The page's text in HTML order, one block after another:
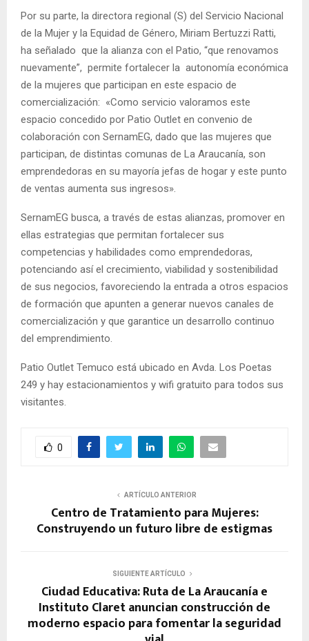
Por su parte, la directora regional (S) del Servicio Nacional
de la Mujer y la Equidad de Género, Miriam Bertuzzi Ratti,
ha señalado que la alianza con el Patio, “que renovamos
nuevamente”, permite fortalecer la autonomía económica
de la mujeres que participan en este espacio de
comercialización: «Como servicio valoramos este
espacio concedido por Patio Outlet en convenio de
colaboración con SernamEG, dado que las mujeres que
participan, de distintas comunas de La Araucanía, son
emprendedoras en su mayoría jefas de hogar y este punto
de ventas aumenta sus ingresos».
SernamEG busca, a través de estas alianzas, promover en
ellas estrategias que permitan fortalecer sus
competencias y habilidades como emprendedoras,
potenciando así el crecimiento, viabilidad y sostenibilidad
de sus negocios, favoreciendo la entrada a otros espacios
de formación que apunten a generar nuevos canales de
comercialización y que garantice un desarrollo continuo
del emprendimiento.
Patio Outlet Temuco está ubicado en Avda. Los Poetas
249 y hay estacionamientos y wifi gratuito para todos sus
visitantes.
0
ARTÍCULO ANTERIOR
Centro de Tratamiento para Mujeres:
Construyendo un futuro libre de estigmas
SIGUIENTE ARTÍCULO
Ciudad Educativa: Ruta de La Araucanía e
Instituto Claret anuncian construcción de
moderno espacio para fomentar la seguridad